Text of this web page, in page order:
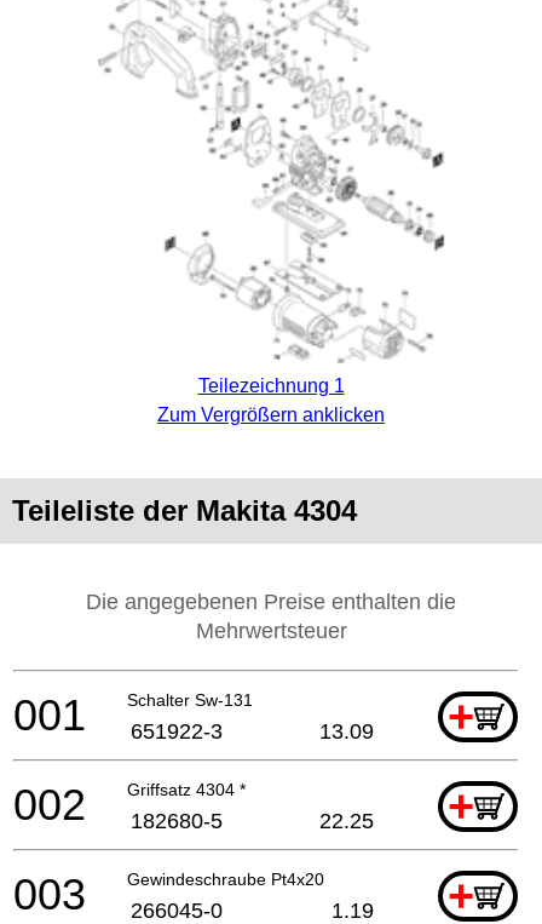
Teilezeichnung 1
Zum Vergrößern anklicken
Teileliste der Makita 4304
Die angegebenen Preise enthalten die
Mehrwertsteuer
Schalter Sw-131 +
001 651922-3 13.09
Griffsatz 4304 * +
002 182680-5 22.25
Gewindeschraube Pt4x20 +
003 266045-0 1.19